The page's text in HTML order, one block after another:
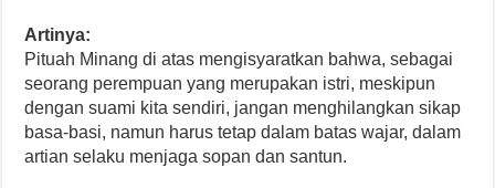
Artinya:
Pituah Minang di atas mengisyaratkan bahwa, sebagai
seorang perempuan yang merupakan istri, meskipun
dengan suami kita sendiri, jangan menghilangkan sikap
basa-basi, namun harus tetap dalam batas wajar, dalam
artian selaku menjaga sopan dan santun.